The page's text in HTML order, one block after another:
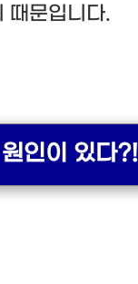
때문입니다.
인이 있다?!